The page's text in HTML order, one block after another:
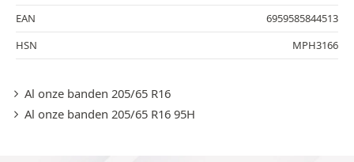
EAN
6959585844513
HSN
MPH3166
Al onze banden 205/65 R16
Al onze banden 205/65 R16 95H